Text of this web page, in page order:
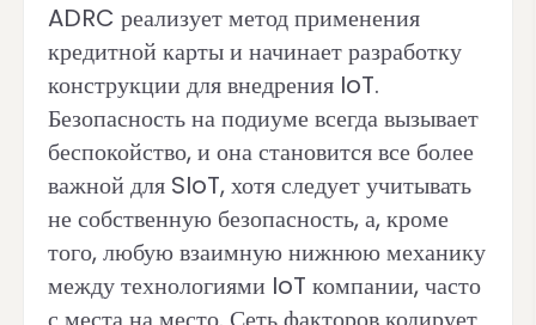
ADRC реализует метод применения
кредитной карты и начинает разработку
конструкции для внедрения IoT.
Безопасность на подиуме всегда вызывает
беспокойство, и она становится все более
важной для SIoT, хотя следует учитывать
не собственную безопасность, а, кроме
того, любую взаимную нижнюю механику
между технологиями IoT компании, часто